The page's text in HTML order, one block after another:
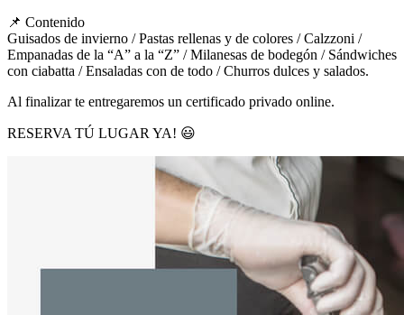
📌 Contenido
Guisados de invierno / Pastas rellenas y de colores / Calzzoni /
Empanadas de la “A” a la “Z” / Milanesas de bodegón / Sándwiches
con ciabatta / Ensaladas con de todo / Churros dulces y salados.
Al finalizar te entregaremos un certificado privado online.
RESERVA TÚ LUGAR YA! 😃